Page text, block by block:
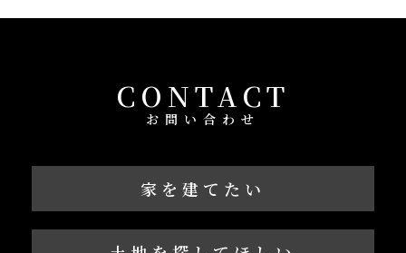
CONTACT
お問い合わせ
家を建てたい